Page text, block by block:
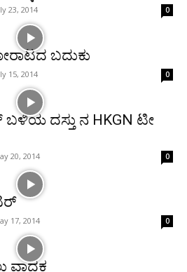
23, 2014 0
ಬದುಕು
15, 2014 0
ಬಳಿಯ ದಸ್ತು ನ HKGN ಟೀ
20, 2014 0
17, 2014 0
ವಾದಕ